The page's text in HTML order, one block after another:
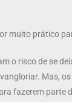
muito prático
o risco de se
Mas,
fazerem parte